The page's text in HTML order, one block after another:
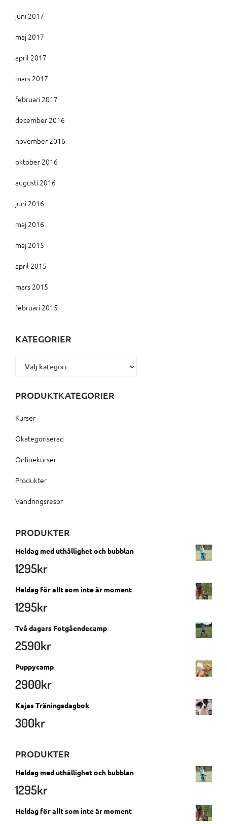
juni 2017
maj 2017
april 2017
mars 2017
februari 2017
december 2016
november 2016
oktober 2016
augusti 2016
juni 2016
maj 2016
maj 2015
april 2015
mars 2015
februari 2015
KATEGORIER
Kategorier
PRODUKTKATEGORIER
Kurser
Okategoriserad
Onlinekurser
Produkter
Vandringsresor
PRODUKTER
Heldag med uthållighet och bubblan
1295kr
Heldag för allt som inte är moment
1295kr
Två dagars Fotgåendecamp
2590kr
Puppycamp
2900kr
Kajas Träningsdagbok
300kr
PRODUKTER
Heldag med uthållighet och bubblan
1295kr
Heldag för allt som inte är moment